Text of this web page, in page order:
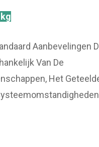
Aanbevelingen
Van De
Het